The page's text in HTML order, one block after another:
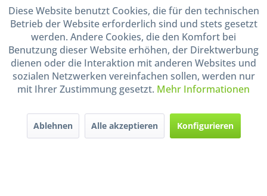
Service Hotline
Shop Service
Informationen
Handel mit BIO-Weinen
durch DE-ÖKO-009
Diese Website benutzt Cookies, die für den technischen
Betrieb der Website erforderlich sind und stets gesetzt
werden. Andere Cookies, die den Komfort bei
Benutzung dieser Website erhöhen, der Direktwerbung
dienen oder die Interaktion mit anderen Websites und
sozialen Netzwerken vereinfachen sollen, werden nur
mit Ihrer Zustimmung gesetzt. Mehr Informationen
Ablehnen Alle akzeptieren Konfigurieren